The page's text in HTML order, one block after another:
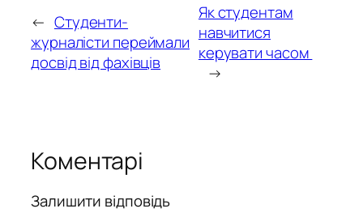
← Студенти-
журналісти переймали
досвід від фахівців
Як студентам
навчитися
керувати часом
→
Коментарі
Залишити відповідь